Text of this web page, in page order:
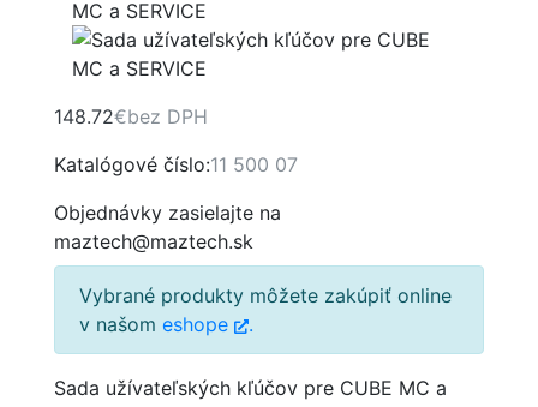
148.72€bez DPH
Katalógové číslo:11 500 07
Objednávky zasielajte na
maztech@maztech.sk
Vybrané produkty môžete zakúpiť online
v našom eshope .
Sada užívateľských kľúčov pre CUBE MC a